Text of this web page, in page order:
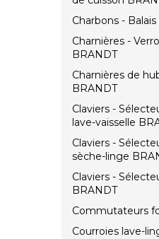
Charbons -
Charnières -
BRANDT
Charnières de
BRANDT
Claviers -
lave-vaisselle
Claviers -
sèche-linge
Claviers -
BRANDT
Commutateurs
Courroies lave-